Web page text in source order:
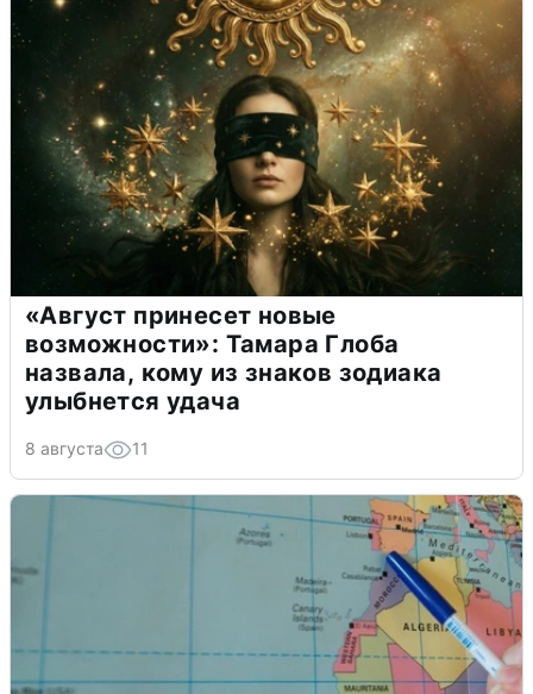
«Август принесет новые
возможности»: Тамара Глоба
назвала, кому из знаков зодиака
улыбнется удача
8 августа 11